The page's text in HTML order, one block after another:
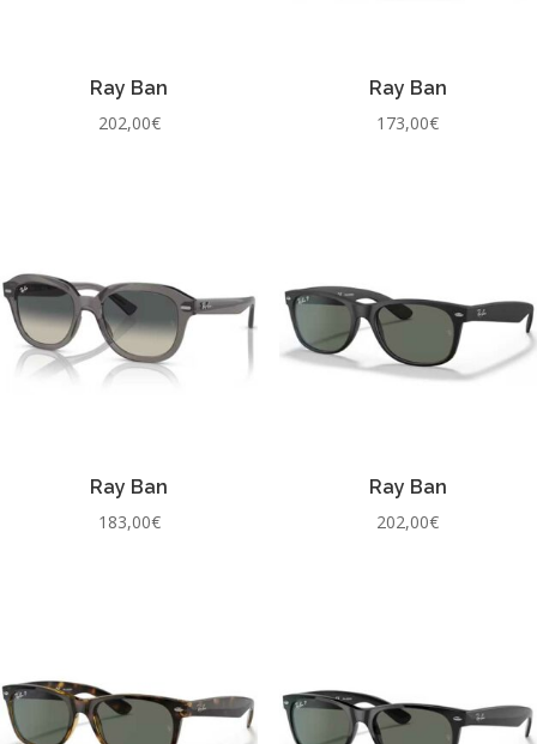
Ray Ban
202,00€
Ray Ban
173,00€
Ray Ban
183,00€
Ray Ban
202,00€